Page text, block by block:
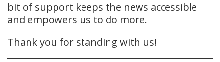
bit of support keeps the news accessible
and empowers us to do more.
Thank you for standing with us!